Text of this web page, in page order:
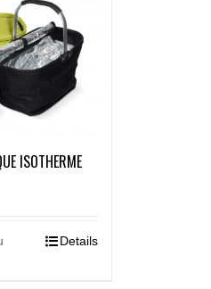
ISOTHERME
Details